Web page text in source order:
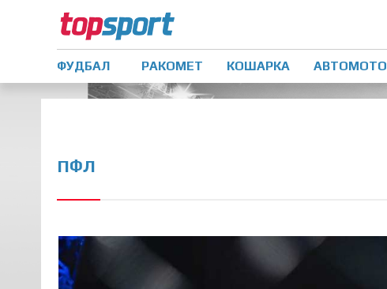
ФУДБАЛ РАКОМЕТ КОШАРКА АВТОМОТО
ПФЛ